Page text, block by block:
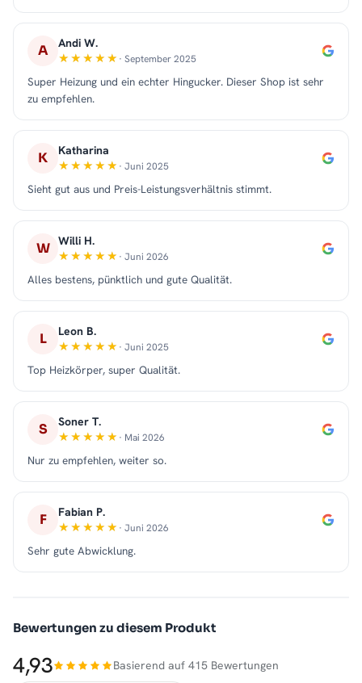
A Andi W.
· September 2025
Super Heizung und ein echter Hingucker. Dieser Shop ist sehr
zu empfehlen.
K Katharina
· Juni 2025
Sieht gut aus und Preis-Leistungsverhältnis stimmt.
W Willi H.
· Juni 2026
Alles bestens, pünktlich und gute Qualität.
L Leon B.
· Juni 2025
Top Heizkörper, super Qualität.
S Soner T.
· Mai 2026
Nur zu empfehlen, weiter so.
F Fabian P.
· Juni 2026
Sehr gute Abwicklung.
Bewertungen zu diesem Produkt
4,93 Basierend auf 415 Bewertungen